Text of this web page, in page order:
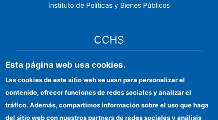
Instituto de Políticas y Bienes Públicos
CCHS
Sede electrónica CSIC
Identidad institucional
Información para proveedores
Esta página web usa cookies.
Las cookies de este sitio web se usan para personalizar el
contenido, ofrecer funciones de redes sociales y analizar el
tráfico. Además, compartimos información sobre el uso que haga
del sitio web con nuestros partners de redes sociales y análisis